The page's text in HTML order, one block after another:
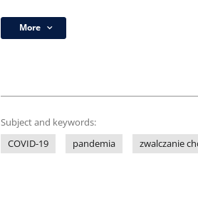
More
Subject and keywords:
COVID-19
pandemia zwalczanie